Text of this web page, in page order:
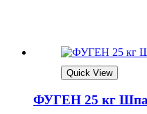
Quick View
ФУГЕН 25 кг